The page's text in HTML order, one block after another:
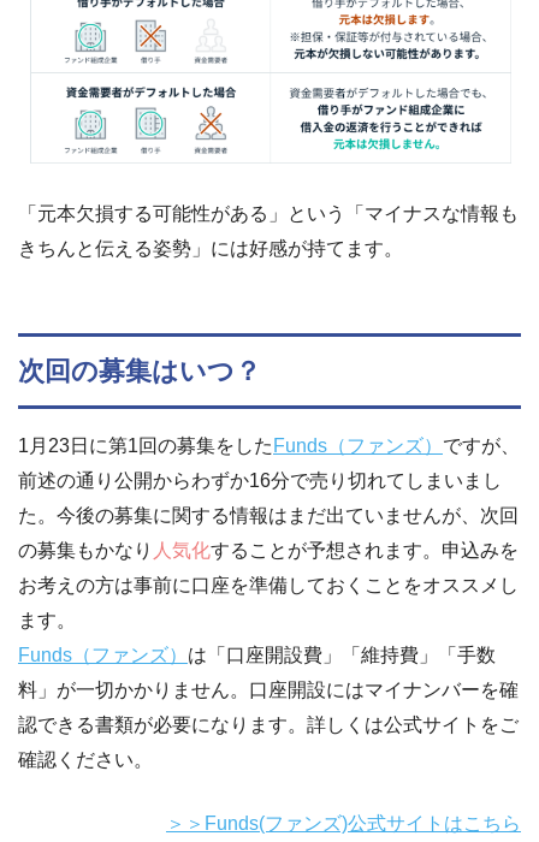
「元本欠損する可能性がある」という「マイナスな情報も
きちんと伝える姿勢」には好感が持てます。
次回の募集はいつ？
1月23日に第1回の募集をした Funds（ファンズ） ですが、
前述の通り公開からわずか16分で売り切れてしまいまし
た。今後の募集に関する情報はまだ出ていませんが、次回
の募集もかなり 人気化することが予想されます。申込みを
お考えの方は事前に口座を準備しておくことをオススメし
ます。
Funds（ファンズ） は「口座開設費」「維持費」「手数
料」が一切かかりません。口座開設にはマイナンバーを確
認できる書類が必要になります。詳しくは公式サイトをご
確認ください。
＞＞Funds(ファンズ)公式サイトはこちら